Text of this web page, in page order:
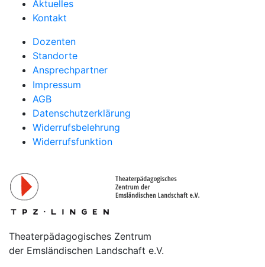
Aktuelles
Kontakt
Dozenten
Standorte
Ansprechpartner
Impressum
AGB
Datenschutzerklärung
Widerrufsbelehrung
Widerrufsfunktion
Theaterpädagogisches Zentrum
der Emsländischen Landschaft e.V.